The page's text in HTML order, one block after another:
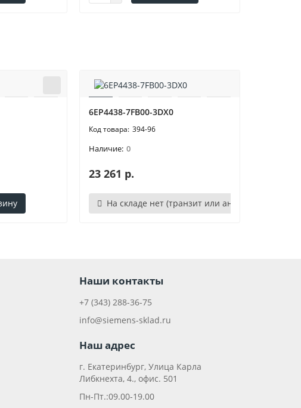
6EP4438-7FB00-3DX0
394-96
0
23 261 р.
На складе нет (транзит или аналог)
Наши контакты
+7 (343) 288-36-75
info@siemens-sklad.ru
Наш адрес
г. Екатеринбург, Улица Карла
Либкнехта, 4., офис. 501
Пн-Пт.:09.00-19.00